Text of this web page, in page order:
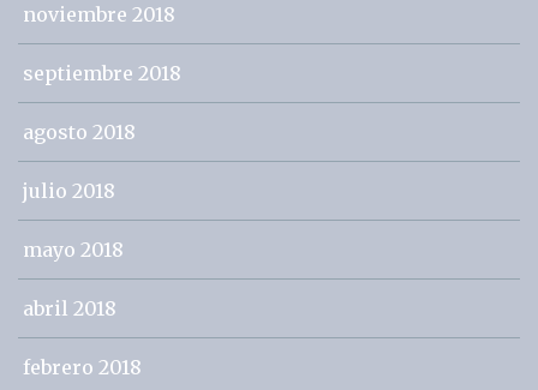
noviembre 2018
septiembre 2018
agosto 2018
julio 2018
mayo 2018
abril 2018
febrero 2018